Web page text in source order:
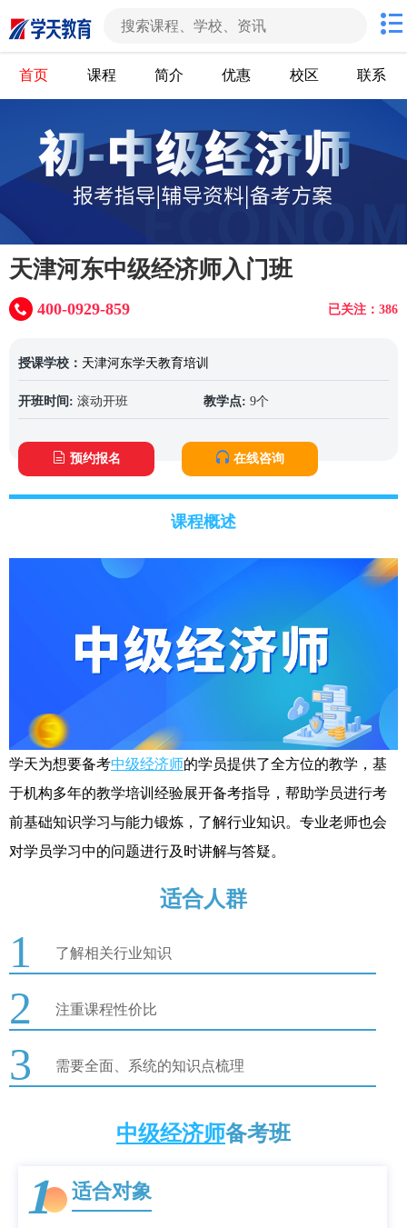
首页 课程 简介 优惠 校区 联系
天津河东中级经济师入门班
已关注：386
400-0929-859
授课学校： 天津河东学天教育培训
开班时间: 滚动开班 教学点: 9个
预约报名 在线咨询
课程概述
学天为想要备考中级经济师的学员提供了全方位的教学，基
于机构多年的教学培训经验展开备考指导，帮助学员进行考
前基础知识学习与能力锻炼，了解行业知识。专业老师也会
对学员学习中的问题进行及时讲解与答疑。
适合人群
1 了解相关行业知识
2 注重课程性价比
3 需要全面、系统的知识点梳理
中级经济师备考班
1 适合对象